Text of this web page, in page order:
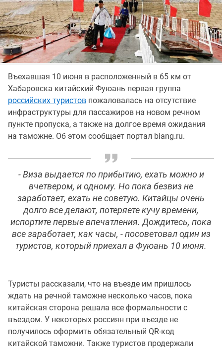
Въехавшая 10 июня в расположенный в 65 км от
Хабаровска китайский Фуюань первая группа
российских туристов пожаловалась на отсутствие
инфраструктуры для пассажиров на новом речном
пункте пропуска, а также на долгое время ожидания
на таможне. Об этом сообщает портал biang.ru.
- Виза выдается по прибытию, ехать можно и
вчетвером, и одному. Но пока безвиз не
заработает, ехать не советую. Китайцы очень
долго все делают, потеряете кучу времени,
испортите первые впечатления. Дождитесь, пока
все заработает, как часы, - посоветовал один из
туристов, который приехал в Фуюань 10 июня.
Туристы рассказали, что на въезде им пришлось
ждать на речной таможне несколько часов, пока
китайская сторона решала все формальности с
въездом. У некоторых россиян при въезде не
получилось оформить обязательный QR-код
китайской таможни. Также туристов продержали